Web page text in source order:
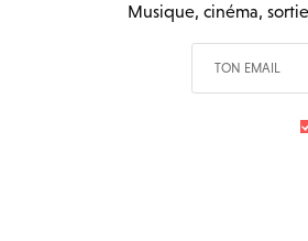
Musique, cinéma,